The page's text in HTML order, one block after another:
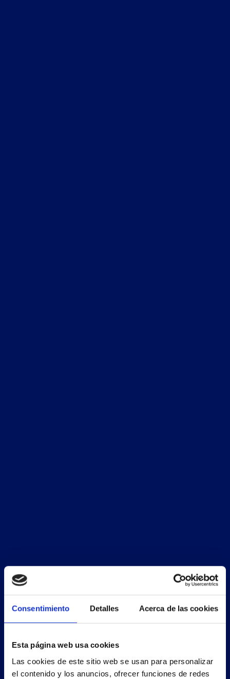
Consentimiento Detalles Acerca de las cookies
Esta página web usa cookies
Las cookies de este sitio web se usan para personalizar
el contenido y los anuncios, ofrecer funciones de redes